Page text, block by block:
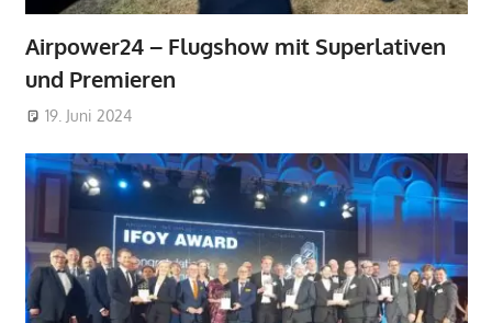
Airpower24 – Flugshow mit Superlativen
und Premieren
19. Juni 2024